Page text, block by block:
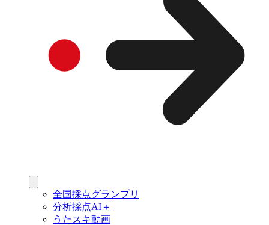
全国採点グランプリ
分析採点AI＋
うたスキ動画